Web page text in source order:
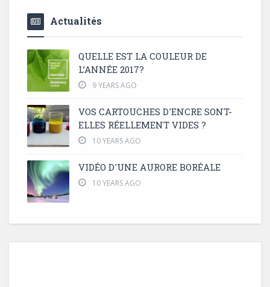
Actualités
QUELLE EST LA COULEUR DE
L’ANNÉE 2017?
9 YEARS AGO
VOS CARTOUCHES D'ENCRE SONT-
ELLES RÉELLEMENT VIDES ?
10 YEARS AGO
VIDÉO D'UNE AURORE BORÉALE
10 YEARS AGO